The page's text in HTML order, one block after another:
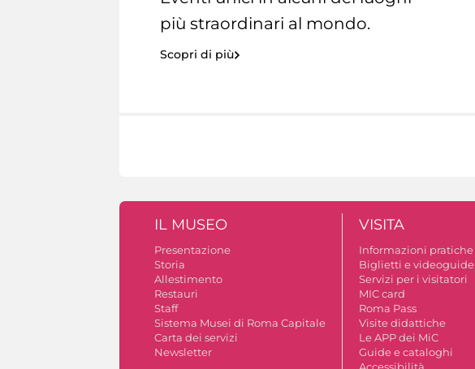
più straordinari al mondo.
Scopri di più
IL MUSEO
Presentazione
Storia
Allestimento
Restauri
Staff
Sistema Musei di Roma Capitale
Carta dei servizi
Newsletter
VISITA
Informazioni pratiche
Biglietti e videoguide
Servizi per i visitatori
MIC card
Roma Pass
Visite didattiche
Le APP dei MiC
Guide e cataloghi
Accessibilità